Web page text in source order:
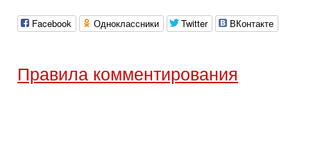
Facebook Одноклассники Twitter ВКонтакте
Правила комментирования